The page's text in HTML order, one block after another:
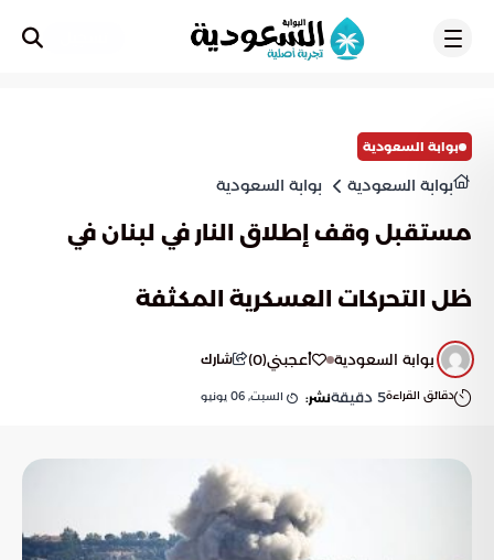
بوابة السعودية
بوابة السعودية بوابة السعودية
مستقبل وقف إطلاق النار في لبنان في
ظل التحركات العسكرية المكثفة
بوابة السعودية أعجبني(
0
) شارك
دقائق القراءة5 دقيقةنشر: السبت, 06 يونيو